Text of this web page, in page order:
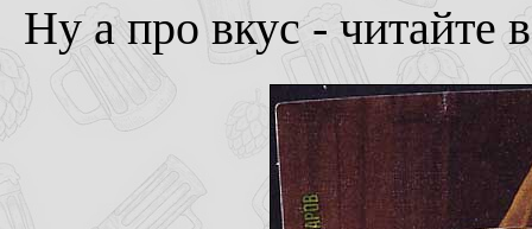
Ну а про вкус - читайте